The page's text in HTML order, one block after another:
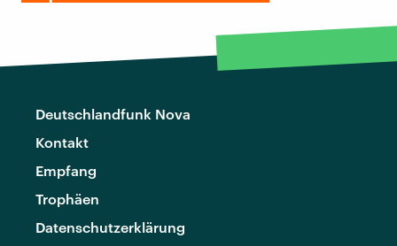
Deutschlandfunk Nova
Kontakt
Empfang
Trophäen
Datenschutzerklärung